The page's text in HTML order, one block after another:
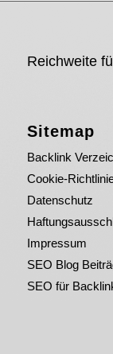
Reichweite
Sitemap
Backlink
Cookie-
Datenschutz
Impressum
SEO Blog
SEO für